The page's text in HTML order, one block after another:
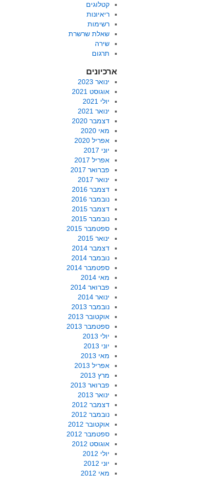
קטלוגים
ריאיונות
רשימות
שאלת שרשרת
שירה
תרגום
ארכיונים
ינואר 2023
אוגוסט 2021
יולי 2021
ינואר 2021
דצמבר 2020
מאי 2020
אפריל 2020
יוני 2017
אפריל 2017
פברואר 2017
ינואר 2017
דצמבר 2016
נובמבר 2016
דצמבר 2015
נובמבר 2015
ספטמבר 2015
ינואר 2015
דצמבר 2014
נובמבר 2014
ספטמבר 2014
מאי 2014
פברואר 2014
ינואר 2014
נובמבר 2013
אוקטובר 2013
ספטמבר 2013
יולי 2013
יוני 2013
מאי 2013
אפריל 2013
מרץ 2013
פברואר 2013
ינואר 2013
דצמבר 2012
נובמבר 2012
אוקטובר 2012
ספטמבר 2012
אוגוסט 2012
יולי 2012
יוני 2012
מאי 2012